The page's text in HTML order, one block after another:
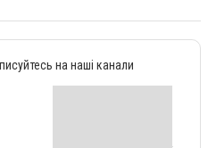
на наші канали